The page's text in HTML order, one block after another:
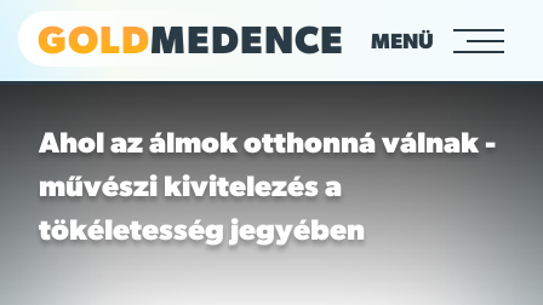
GOLDMEDENCE MENÜ
Ahol az álmok otthonná válnak -
művészi kivitelezés a
tökéletesség jegyében